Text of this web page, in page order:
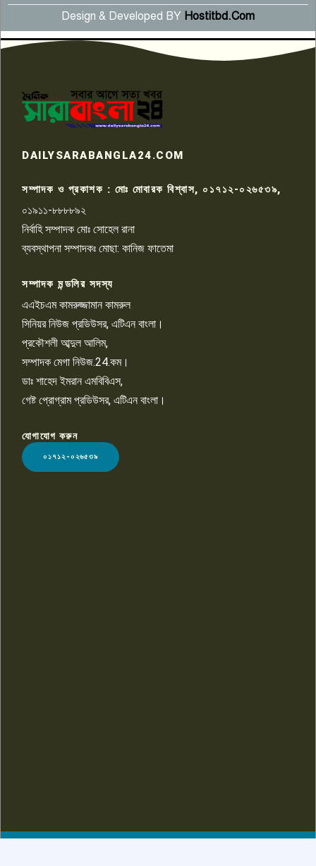
৬
সংবাদ সম্মেলনে অভিযোগ অস্বীকার
উদ্দেশ্য প্রণোদিত সংবাদ প্রকাশের
প্রতিবাদ নাজির হাসানের
৭
কেটে ঘরে ঢুকে স্কুল শিক্ষিকাকে হত্যা
টয়লেটের ট্যাংকি থেকে লাশ উদ্ধার
রাজশাহীতে সন্ত্রাসী হামলায় গুরুতর
চাঁদাবাজি ও হয়রানির অভিযোগ
১০
Design & Developed BY Hostitbd.Com
LOGO
DAILYSARABANGLA24.COM
সম্পাদক ও প্রকাশক : মোঃ মোবারক বিশ্বাস, ০১৭১২-০২৬৫৩৯,
০১৯১১-৮৮৮৮৯২
নির্বাহি সম্পাদক মোঃ সোহেল রানা
ব্যবস্থাপনা সম্পাদকঃ মোছা: কানিজ ফাতেমা
সম্পাদক মন্ডলির সদস্য
এএইচএম কামরুজ্জামান কামরুল
সিনিয়র নিউজ প্রডিউসর, এটিএন বাংলা।
প্রকৌশলী আব্দুল আলিম,
সম্পাদক মেগা নিউজ.24.কম।
ডাঃ শাহেদ ইমরান এমবিবিএস,
গেষ্ট প্রোগ্রাম প্রডিউসর, এটিএন বাংলা।
যোগাযোগ করুন
০১৭১২-০২৬৫৩৯